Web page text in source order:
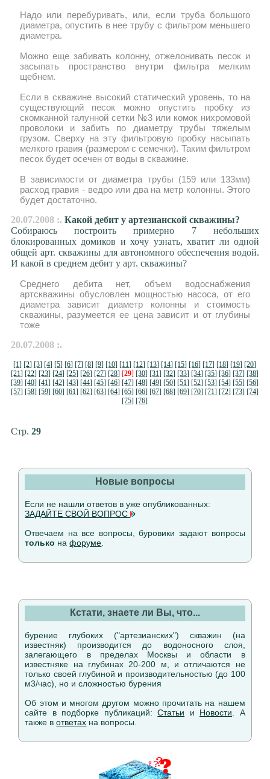
Надо или перебуривать, или, если труба большого
диаметра, опустить в нее трубу с фильтром меньшего
диаметра.
Можно еще забивать колонну, отжелонивать песок и
засыпать пространство внутри фильтра мелким
щебнем.
Если в скважине высокий статический уровень, то на
существующий песок можно опустить пробку из
скомканной галунной сетки №3 или комок нихромовой
проволоки и забить по диаметру трубы тяжелым
грузом. Сверху на эту фильтровую пробку насыпать
мелкого гравия (размером с семечки). Таким фильтром
песок будет осечен от воды в скважине.
В зависимости от диаметра трубы (159 или 133мм)
расход гравия - ведро или два на метр колонны. Этого
будет достаточно.
20.07.2008 :. Какой дебит у артезианской скважины?
Собираюсь построить примерно 7 небольших
блокированных домиков и хочу узнать, хватит ли одной
общей арт. скважины для автономного обеспечения водой.
И какой в среднем дебит у арт. скважины?
Среднего дебита нет, объем водоснабжения
артскважины обусловлен мощностью насоса, от его
диаметра зависит диаметр колонны и стоимость
скважины, разумеется ее цена зависит и от глубины
тоже
20.07.2008 :.
[1] [2] [3] [4] [5] [6] [7] [8] [9] [10] [11] [12] [13] [14] [15] [16] [17] [18] [19] [20]
[21] [22] [23] [24] [25] [26] [27] [28] [29] [30] [31] [32] [33] [34] [35] [36] [37] [38]
[39] [40] [41] [42] [43] [44] [45] [46] [47] [48] [49] [50] [51] [52] [53] [54] [55] [56]
[57] [58] [59] [60] [61] [62] [63] [64] [65] [66] [67] [68] [69] [70] [71] [72] [73] [74]
[75] [76]
Стр. 29
Новые вопросы
Если не нашли ответов в уже опубликованных:
ЗАДАЙТЕ СВОЙ ВОПРОС
Отвечаем на все вопросы, буровики задают вопросы
только нафоруме
Кстати, знаете ли Вы, что...
бурение глубоких ("артезианских") скважин (на
известняк) производится до водоносного слоя,
залегающего в пределах Москвы и области в
известняке на глубинах 20-200 м, и отличаются не
только своей глубиной и производительностью (до 100
м3/час), но и сложностью бурения
Об этом и многом другом можно прочитать на нашем
сайте в подборке публикаций:Статьи и Новости . А
также вответах на вопросы.